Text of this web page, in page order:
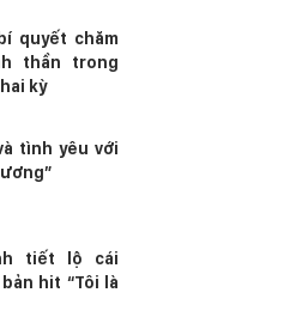
quyết chăm
thần trong
kỳ
tình yêu với
tiết lộ cái
hit “Tôi là